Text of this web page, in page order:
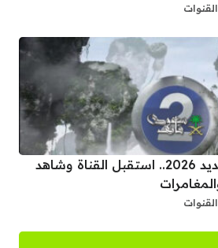
تردد قناة 2 MBC الجديد 2026.. استقبل القناة وشاهد